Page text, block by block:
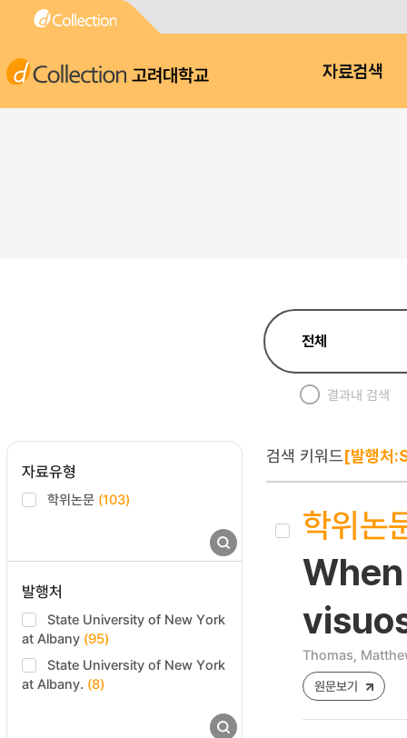
고려대학교 자료검색
결과내 검색
자료유형
학위논문 (103)
발행처
State University of New York
at Albany (95)
State University of New York
at Albany. (8)
검색 키워드[발행
학위논
Thomas,
원문보기